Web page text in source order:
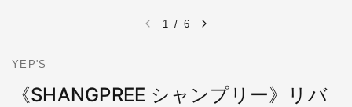
1 / 6
YEP'S
《SHANGPREE シャンプリー》リバ